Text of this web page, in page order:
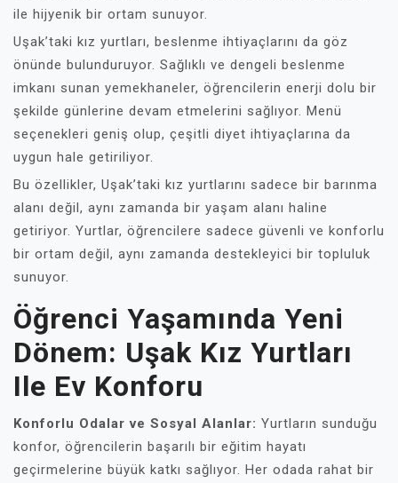
ile hijyenik bir ortam sunuyor.
Uşak’taki kız yurtları, beslenme ihtiyaçlarını da göz
önünde bulunduruyor. Sağlıklı ve dengeli beslenme
imkanı sunan yemekhaneler, öğrencilerin enerji dolu bir
şekilde günlerine devam etmelerini sağlıyor. Menü
seçenekleri geniş olup, çeşitli diyet ihtiyaçlarına da
uygun hale getiriliyor.
Bu özellikler, Uşak’taki kız yurtlarını sadece bir barınma
alanı değil, aynı zamanda bir yaşam alanı haline
getiriyor. Yurtlar, öğrencilere sadece güvenli ve konforlu
bir ortam değil, aynı zamanda destekleyici bir topluluk
sunuyor.
Öğrenci Yaşamında Yeni
Dönem: Uşak Kız Yurtları
Ile Ev Konforu
Konforlu Odalar ve Sosyal Alanlar: Yurtların sunduğu
konfor, öğrencilerin başarılı bir eğitim hayatı
geçirmelerine büyük katkı sağlıyor. Her odada rahat bir